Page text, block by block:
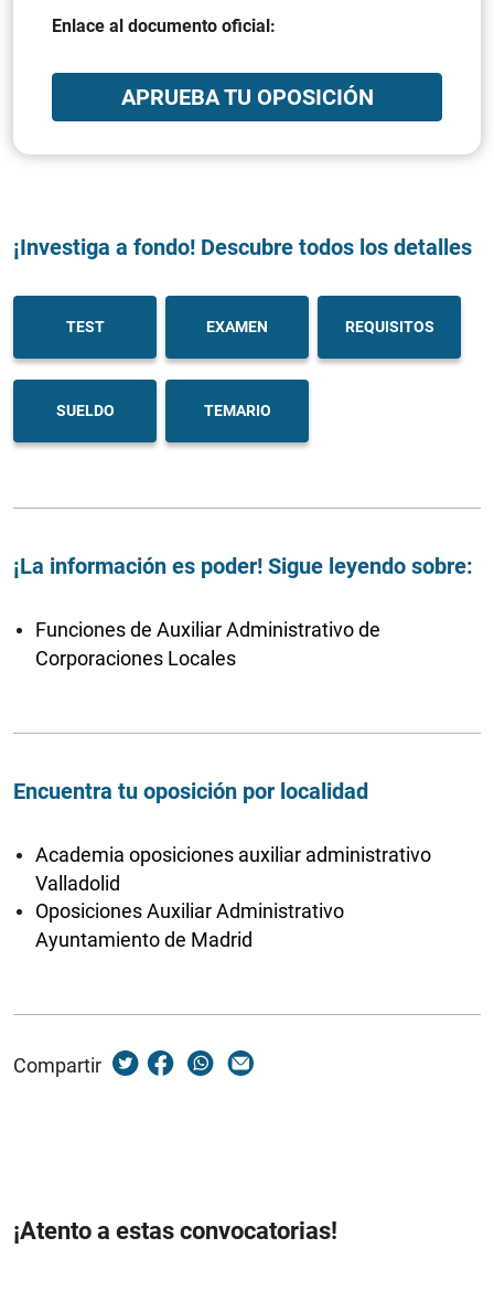
Enlace al documento oficial:
APRUEBA TU OPOSICIÓN
¡Investiga a fondo! Descubre todos los detalles
TEST EXAMEN REQUISITOS
SUELDO TEMARIO
¡La información es poder! Sigue leyendo sobre:
Funciones de Auxiliar Administrativo de
Corporaciones Locales
Encuentra tu oposición por localidad
Academia oposiciones auxiliar administrativo
Valladolid
Oposiciones Auxiliar Administrativo
Ayuntamiento de Madrid
Compartir
¡Atento a estas convocatorias!